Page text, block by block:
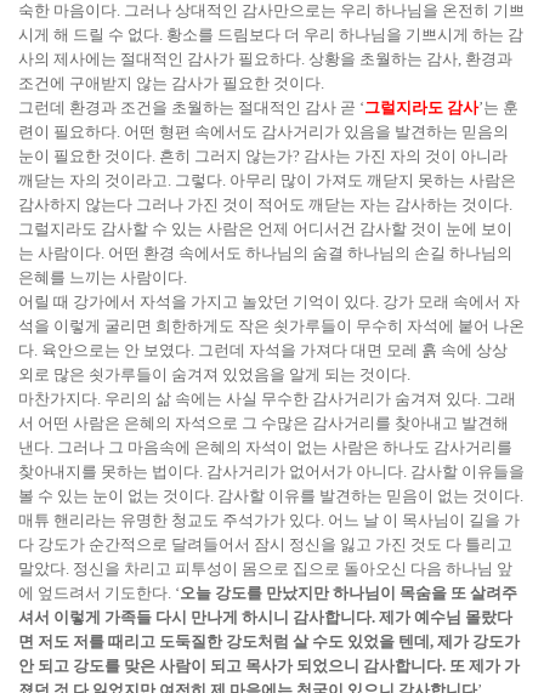
숙한 마음이다. 그러나 상대적인 감사만으로는 우리 하나님을 온전히 기쁘
시게 해 드릴 수 없다. 황소를 드림보다 더 우리 하나님을 기쁘시게 하는 감
사의 제사에는 절대적인 감사가 필요하다. 상황을 초월하는 감사, 환경과
조건에 구애받지 않는 감사가 필요한 것이다.
그런데 환경과 조건을 초월하는 절대적인 감사 곧 ‘그럴지라도 감사’는 훈
련이 필요하다. 어떤 형편 속에서도 감사거리가 있음을 발견하는 믿음의
눈이 필요한 것이다. 흔히 그러지 않는가? 감사는 가진 자의 것이 아니라
깨닫는 자의 것이라고. 그렇다. 아무리 많이 가져도 깨닫지 못하는 사람은
감사하지 않는다 그러나 가진 것이 적어도 깨닫는 자는 감사하는 것이다.
그럴지라도 감사할 수 있는 사람은 언제 어디서건 감사할 것이 눈에 보이
는 사람이다. 어떤 환경 속에서도 하나님의 숨결 하나님의 손길 하나님의
은혜를 느끼는 사람이다.
어릴 때 강가에서 자석을 가지고 놀았던 기억이 있다. 강가 모래 속에서 자
석을 이렇게 굴리면 희한하게도 작은 쇳가루들이 무수히 자석에 붙어 나온
다. 육안으로는 안 보였다. 그런데 자석을 가져다 대면 모레 흙 속에 상상
외로 많은 쇳가루들이 숨겨져 있었음을 알게 되는 것이다.
마찬가지다. 우리의 삶 속에는 사실 무수한 감사거리가 숨겨져 있다. 그래
서 어떤 사람은 은혜의 자석으로 그 수많은 감사거리를 찾아내고 발견해
낸다. 그러나 그 마음속에 은혜의 자석이 없는 사람은 하나도 감사거리를
찾아내지를 못하는 법이다. 감사거리가 없어서가 아니다. 감사할 이유들을
볼 수 있는 눈이 없는 것이다. 감사할 이유를 발견하는 믿음이 없는 것이다.
매튜 핸리라는 유명한 청교도 주석가가 있다. 어느 날 이 목사님이 길을 가
다 강도가 순간적으로 달려들어서 잠시 정신을 잃고 가진 것도 다 틀리고
말았다. 정신을 차리고 피투성이 몸으로 집으로 돌아오신 다음 하나님 앞
에 엎드려서 기도한다. ‘오늘 강도를 만났지만 하나님이 목숨을 또 살려주
셔서 이렇게 가족들 다시 만나게 하시니 감사합니다. 제가 예수님 몰랐다
면 저도 저를 때리고 도둑질한 강도처럼 살 수도 있었을 텐데, 제가 강도가
안 되고 강도를 맞은 사람이 되고 목사가 되었으니 감사합니다. 또 제가 가